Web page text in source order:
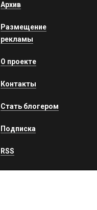
Архив
Размещение
рекламы
О проекте
Контакты
Стать блогером
Подписка
RSS